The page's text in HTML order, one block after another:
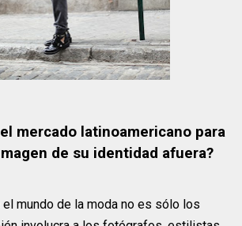
mercado latinoamericano para
de su identidad afuera?
mundo de la moda no es sólo los